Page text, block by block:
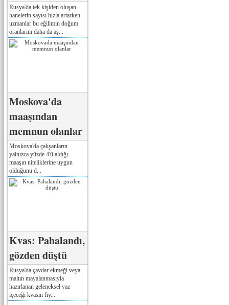
Rusya'da tek kişiden oluşan
hanelerin sayısı hızla artarken
uzmanlar bu eğilimin doğum
oranlarını daha da aş...
Moskova'da
maaşından
memnun olanlar
Moskova'da çalışanların
yalnızca yüzde 4'ü aldığı
maaşın niteliklerine uygun
olduğunu d...
Kvas: Pahalandı,
gözden düştü
Rusya'da çavdar ekmeği veya
maltın mayalanmasıyla
hazırlanan geleneksel yaz
içeceği kvasın fiy...